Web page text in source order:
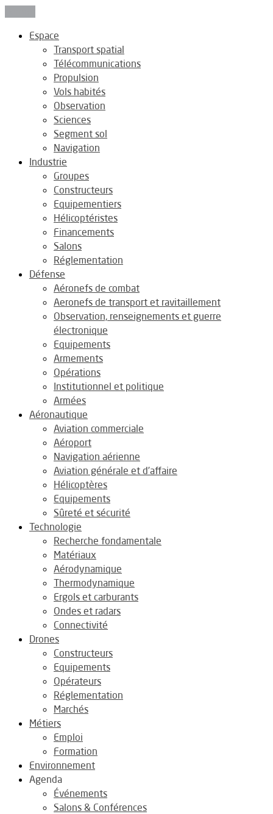
Espace
Transport spatial
Télécommunications
Propulsion
Vols habités
Observation
Sciences
Segment sol
Navigation
Industrie
Groupes
Constructeurs
Equipementiers
Hélicoptéristes
Financements
Salons
Réglementation
Défense
Aéronefs de combat
Aeronefs de transport et ravitaillement
Observation, renseignements et guerre
électronique
Equipements
Armements
Opérations
Institutionnel et politique
Armées
Aéronautique
Aviation commerciale
Aéroport
Navigation aérienne
Aviation générale et d’affaire
Hélicoptères
Equipements
Sûreté et sécurité
Technologie
Recherche fondamentale
Matériaux
Aérodynamique
Thermodynamique
Ergols et carburants
Ondes et radars
Connectivité
Drones
Constructeurs
Equipements
Opérateurs
Réglementation
Marchés
Métiers
Emploi
Formation
Environnement
Agenda
Événements
Salons & Conférences